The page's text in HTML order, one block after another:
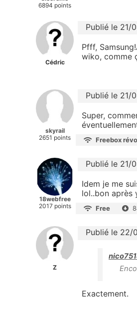
6894 points
Cédric
Publié le 21/
Pfff,
wiko, comme
skyrail
2651 points
Publié le 21/
Super,
Freebox
18webfree
2017 points
Publié le 21/
Idem je me
lol..bon après
Free
Z
Publié le 22/
Exactement.